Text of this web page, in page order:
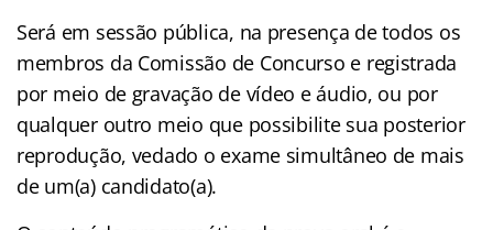
Será em sessão pública, na presença de todos os
membros da Comissão de Concurso e registrada
por meio de gravação de vídeo e áudio, ou por
qualquer outro meio que possibilite sua posterior
reprodução, vedado o exame simultâneo de mais
de um(a) candidato(a).